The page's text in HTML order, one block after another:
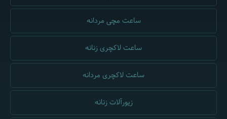
ساعت مچی مردانه
ساعت لاکچری زنانه
ساعت لاکچری مردانه
زیورآلات زنانه